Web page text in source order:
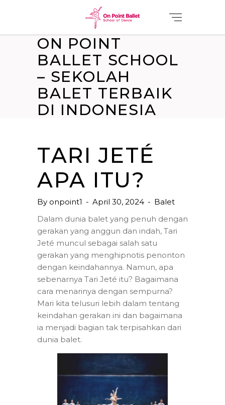
ON POINT
BALLET SCHOOL
– SEKOLAH
BALET TERBAIK
DI INDONESIA
TARI JETÉ
APA ITU?
By onpoint1 April 30, 2024
Balet
Dalam dunia balet yang penuh dengan
gerakan yang anggun dan indah, Tari
Jeté muncul sebagai salah satu
gerakan yang menghipnotis penonton
dengan keindahannya. Namun, apa
sebenarnya Tari Jeté itu? Bagaimana
cara menarinya dengan sempurna?
Mari kita telusuri lebih dalam tentang
keindahan gerakan ini dan bagaimana
ia menjadi bagian tak terpisahkan dari
dunia balet.